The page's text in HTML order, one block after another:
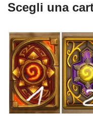
Scegli una